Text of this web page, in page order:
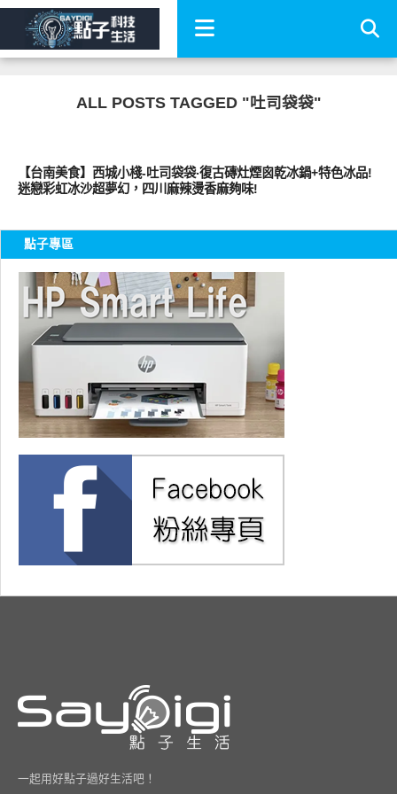
ALL POSTS TAGGED "吐司袋袋"
【台南美食】西城小棧-吐司袋袋‧復古磚灶煙囪乾冰鍋+特色冰品!
迷戀彩虹冰沙超夢幻，四川麻辣燙香麻夠味!
點子專區
一起用好點子過好生活吧！